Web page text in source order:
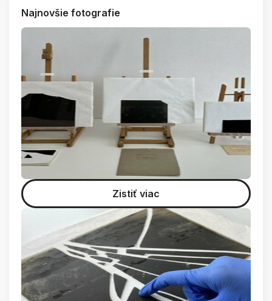
Najnovšie fotografie
Zistiť viac